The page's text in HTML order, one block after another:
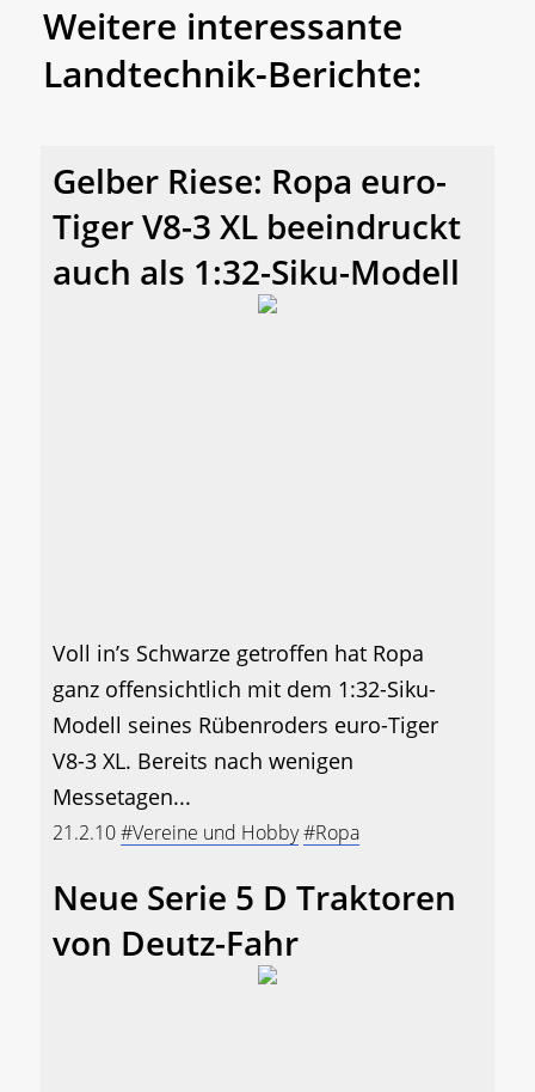
Weitere interessante
Landtechnik-Berichte:
Gelber Riese: Ropa euro-
Tiger V8-3 XL beeindruckt
auch als 1:32-Siku-Modell
Voll in’s Schwarze getroffen hat Ropa
ganz offensichtlich mit dem 1:32-Siku-
Modell seines Rübenroders euro-Tiger
V8-3 XL. Bereits nach wenigen
Messetagen...
21.2.10#Vereine und Hobby#Ropa
Neue Serie 5 D Traktoren
von Deutz-Fahr